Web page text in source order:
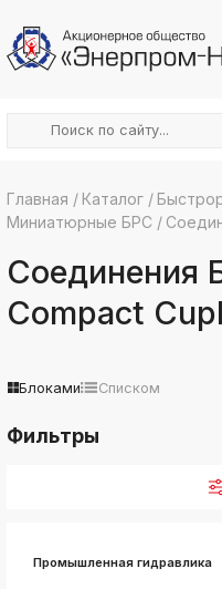
k
k
k
k
Главная / Каталог /
Миниатюрные БРС /
Соединения
Compact
Блоками Списком
Фильтры
Промышленная гидравлика